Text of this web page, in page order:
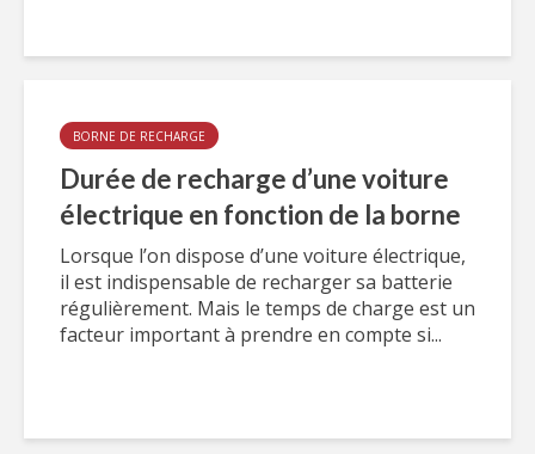
BORNE DE RECHARGE
Durée de recharge d’une voiture
électrique en fonction de la borne
Lorsque l’on dispose d’une voiture électrique,
il est indispensable de recharger sa batterie
régulièrement. Mais le temps de charge est un
facteur important à prendre en compte si...